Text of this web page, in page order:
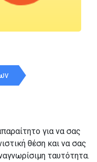
για να σας
θέση και να σας
ταυτότητα.